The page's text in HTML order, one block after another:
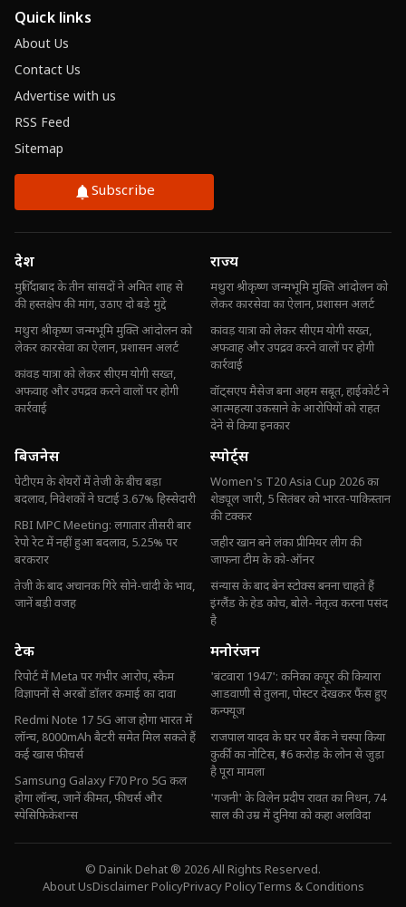
Quick links
About Us
Contact Us
Advertise with us
RSS Feed
Sitemap
Subscribe
देश
मुर्शिदाबाद के तीन सांसदों ने अमित शाह से
की हस्तक्षेप की मांग, उठाए दो बड़े मुद्दे
मथुरा श्रीकृष्ण जन्मभूमि मुक्ति आंदोलन को
लेकर कारसेवा का ऐलान, प्रशासन अलर्ट
कांवड़ यात्रा को लेकर सीएम योगी सख्त,
अफवाह और उपद्रव करने वालों पर होगी
कार्रवाई
राज्य
मथुरा श्रीकृष्ण जन्मभूमि मुक्ति आंदोलन को
लेकर कारसेवा का ऐलान, प्रशासन अलर्ट
कांवड़ यात्रा को लेकर सीएम योगी सख्त,
अफवाह और उपद्रव करने वालों पर होगी
कार्रवाई
वॉट्सएप मैसेज बना अहम सबूत, हाईकोर्ट ने
आत्महत्या उकसाने के आरोपियों को राहत
देने से किया इनकार
बिजनेस
पेटीएम के शेयरों में तेजी के बीच बड़ा
बदलाव, निवेशकों ने घटाई 3.67% हिस्सेदारी
RBI MPC Meeting: लगातार तीसरी बार
रेपो रेट में नहीं हुआ बदलाव, 5.25% पर
बरकरार
तेजी के बाद अचानक गिरे सोने-चांदी के भाव,
जानें बड़ी वजह
स्पोर्ट्स
Women's T20 Asia Cup 2026 का
शेड्यूल जारी, 5 सितंबर को भारत-पाकिस्तान
की टक्कर
जहीर खान बने लंका प्रीमियर लीग की
जाफना टीम के को-ऑनर
संन्यास के बाद बेन स्टोक्स बनना चाहते हैं
इंग्लैंड के हेड कोच, बोले- नेतृत्व करना पसंद
है
टेक
रिपोर्ट में Meta पर गंभीर आरोप, स्कैम
विज्ञापनों से अरबों डॉलर कमाई का दावा
Redmi Note 17 5G आज होगा भारत में
लॉन्च, 8000mAh बैटरी समेत मिल सकते हैं
कई खास फीचर्स
Samsung Galaxy F70 Pro 5G कल
होगा लॉन्च, जानें कीमत, फीचर्स और
स्पेसिफिकेशन्स
मनोरंजन
'बंटवारा 1947': कनिका कपूर की कियारा
आडवाणी से तुलना, पोस्टर देखकर फैंस हुए
कन्फ्यूज
राजपाल यादव के घर पर बैंक ने चस्पा किया
कुर्की का नोटिस, ₹16 करोड़ के लोन से जुड़ा
है पूरा मामला
'गजनी' के विलेन प्रदीप रावत का निधन, 74
साल की उम्र में दुनिया को कहा अलविदा
© Dainik Dehat ® 2026 All Rights Reserved.
About UsDisclaimer PolicyPrivacy PolicyTerms & Conditions